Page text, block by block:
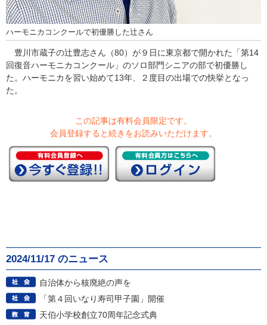
ハーモニカコンクールで初優勝した辻さん
豊川市蔵子の辻豊志さん（80）が９日に東京都で開かれた「第14
回復音ハーモニカコンクール」のソロ部門シニアの部で初優勝し
た。ハーモニカを習い始めて13年、２度目の出場での快挙となっ
た。
この記事は有料会員限定です。
会員登録すると続きをお読みいただけます。
2024/11/17 のニュース
自治体から核廃絶の声を
「第４回いなり寿司甲子園」開催
天伯小学校創立70周年記念式典